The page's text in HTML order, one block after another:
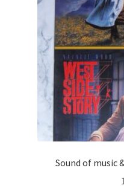
Sound of music